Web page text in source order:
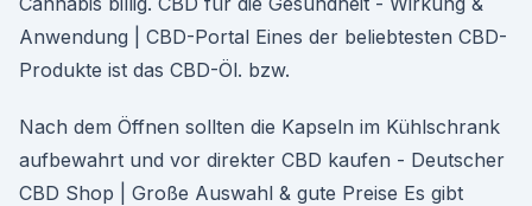
Anwendung | CBD-Portal Eines der beliebtesten CBD-
Produkte ist das CBD-Öl. bzw.
Nach dem Öffnen sollten die Kapseln im Kühlschrank
aufbewahrt und vor direkter CBD kaufen - Deutscher
CBD Shop | Große Auswahl & gute Preise Es gibt